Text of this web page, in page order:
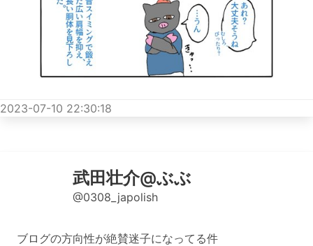
2023-07-10 22:30:18
武田壮介@ぶぶ
@0308_japolish
ブログの方向性が絶賛迷子になってる件